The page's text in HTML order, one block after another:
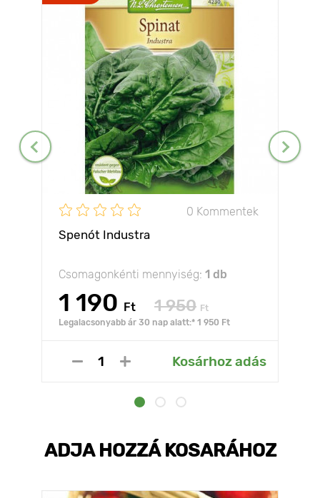
0 Kommentek
Spenót Industra
Csomagonkénti mennyiség: 1 db
1 190 Ft 1 950 Ft
Legalacsonyabb ár 30 nap alatt:* 1 950 Ft
Kosárhoz adás
ADJA HOZZÁ KOSARÁHOZ